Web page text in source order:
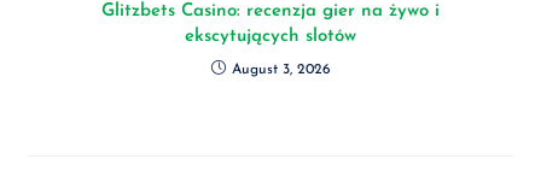
Glitzbets Casino: recenzja gier na żywo i
ekscytujących slotów
August 3, 2026